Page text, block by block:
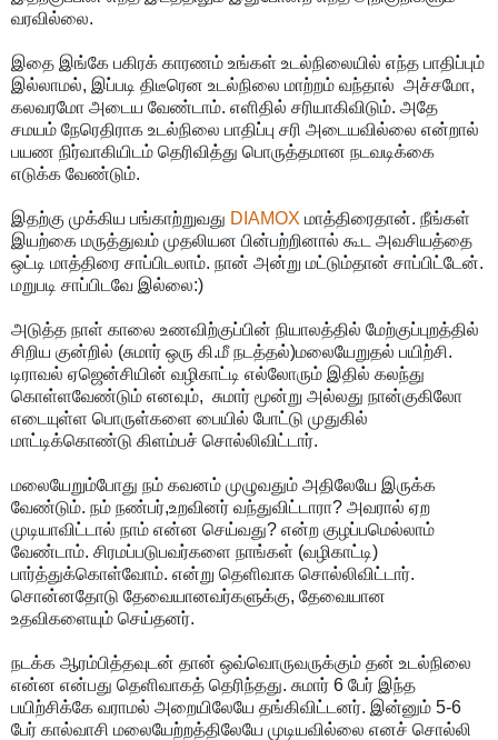
வரவில்லை.
இதை இங்கே பகிரக் காரணம் உங்கள் உடல்நிலையில் எந்த பாதிப்பும்
இல்லாமல், இப்படி திடீரென உடல்நிலை மாற்றம் வந்தால் அச்சமோ,
கலவரமோ அடைய வேண்டாம். எளிதில் சரியாகிவிடும். அதே
சமயம் நேரெதிராக உடல்நிலை பாதிப்பு சரி அடையவில்லை என்றால்
பயண நிர்வாகியிடம் தெரிவித்து பொருத்தமான நடவடிக்கை
எடுக்க வேண்டும்.
இதற்கு முக்கிய பங்காற்றுவது DIAMOX மாத்திரைதான். நீங்கள்
இயற்கை மருத்துவம் முதலியன பின்பற்றினால் கூட அவசியத்தை
ஒட்டி மாத்திரை சாப்பிடலாம். நான் அன்று மட்டும்தான் சாப்பிட்டேன்.
மறுபடி சாப்பிடவே இல்லை:)
அடுத்த நாள் காலை உணவிற்குப்பின் நியாலத்தில் மேற்குப்புறத்தில்
சிறிய குன்றில் (சுமார் ஒரு கி.மீ நடத்தல்)மலையேறுதல் பயிற்சி.
டிராவல் ஏஜென்சியின் வழிகாட்டி எல்லோரும் இதில் கலந்து
கொள்ளவேண்டும் எனவும், சுமார் மூன்று அல்லது நான்குகிலோ
எடையுள்ள பொருள்களை பையில் போட்டு முதுகில்
மாட்டிக்கொண்டு கிளம்பச் சொல்லிவிட்டார்.
மலையேறும்போது நம் கவனம் முழுவதும் அதிலேயே இருக்க
வேண்டும். நம் நண்பர்,உறவினர் வந்துவிட்டாரா? அவரால் ஏற
முடியாவிட்டால் நாம் என்ன செய்வது? என்ற குழப்பமெல்லாம்
வேண்டாம். சிரமப்படுபவர்களை நாங்கள் (வழிகாட்டி)
பார்த்துக்கொள்வோம். என்று தெளிவாக சொல்லிவிட்டார்.
சொன்னதோடு தேவையானவர்களுக்கு, தேவையான
உதவிகளையும் செய்தனர்.
நடக்க ஆரம்பித்தவுடன் தான் ஒவ்வொருவருக்கும் தன் உடல்நிலை
என்ன என்பது தெளிவாகத் தெரிந்தது. சுமார் 6 பேர் இந்த
பயிற்சிக்கே வராமல் அறையிலேயே தங்கிவிட்டனர். இன்னும் 5-6
பேர் கால்வாசி மலையேற்றத்திலேயே முடியவில்லை எனச் சொல்லி